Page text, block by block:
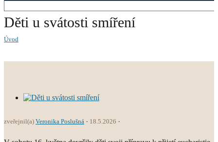
Děti u svátosti smíření
Úvod
zveřejnil(a) Veronika Poslušná 18.5.2026